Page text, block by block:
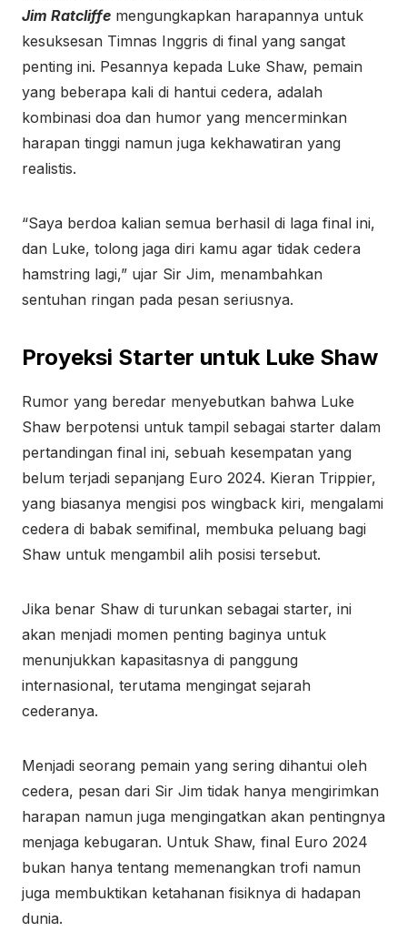
Jim Ratcliffe mengungkapkan harapannya untuk
kesuksesan Timnas Inggris di final yang sangat
penting ini. Pesannya kepada Luke Shaw, pemain
yang beberapa kali di hantui cedera, adalah
kombinasi doa dan humor yang mencerminkan
harapan tinggi namun juga kekhawatiran yang
realistis.
“Saya berdoa kalian semua berhasil di laga final ini,
dan Luke, tolong jaga diri kamu agar tidak cedera
hamstring lagi,” ujar Sir Jim, menambahkan
sentuhan ringan pada pesan seriusnya.
Proyeksi Starter untuk Luke Shaw
Rumor yang beredar menyebutkan bahwa Luke
Shaw berpotensi untuk tampil sebagai starter dalam
pertandingan final ini, sebuah kesempatan yang
belum terjadi sepanjang Euro 2024. Kieran Trippier,
yang biasanya mengisi pos wingback kiri, mengalami
cedera di babak semifinal, membuka peluang bagi
Shaw untuk mengambil alih posisi tersebut.
Jika benar Shaw di turunkan sebagai starter, ini
akan menjadi momen penting baginya untuk
menunjukkan kapasitasnya di panggung
internasional, terutama mengingat sejarah
cederanya.
Menjadi seorang pemain yang sering dihantui oleh
cedera, pesan dari Sir Jim tidak hanya mengirimkan
harapan namun juga mengingatkan akan pentingnya
menjaga kebugaran. Untuk Shaw, final Euro 2024
bukan hanya tentang memenangkan trofi namun
juga membuktikan ketahanan fisiknya di hadapan
dunia.